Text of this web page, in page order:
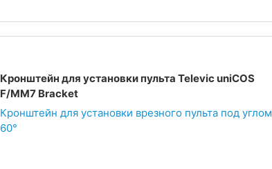
Кронштейн для установки пульта Televic uniCOS
F/MM7 Bracket
Кронштейн для установки врезного пульта под углом
60°